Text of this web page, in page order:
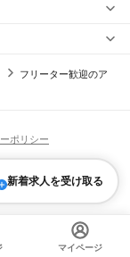
菊川市伊豆の国市
西富士宮駅沼久保駅
）・バーテンダー
ャー）
（携帯ショップ）
人活躍中
週4日以上OK
フリーター歓迎のア
新着求人を受け取る
ポリシー
マイページ